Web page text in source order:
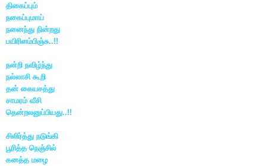
திகைப்பும்
நகைப்புமாய்
நனைந்து நின்றது
பயிரிளம்பிஞ்சு..!!
நன்றி நவிழ்ந்து
நல்லாசி கூறி
தன் கையசத்து
சாமரம் வீசி
தென்றலனுப்பியது..!!
சிலிர்த்து நடுங்கி
பூரித்த நெஞ்சில்
கனத்த மழை